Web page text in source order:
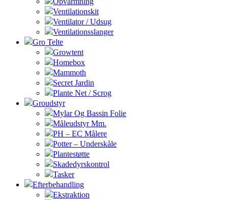
Ventilationskit
Ventilator / Udsug
Ventilationsslanger
Gro Telte
Growtent
Homebox
Mammoth
Secret Jardin
Plante Net / Scrog
Groudstyr
Mylar Og Bassin Folie
Måleudstyr Mm.
PH – EC Målere
Potter – Underskåle
Plantestøtte
Skadedyrskontrol
Tasker
Efterbehandling
Ekstraktion